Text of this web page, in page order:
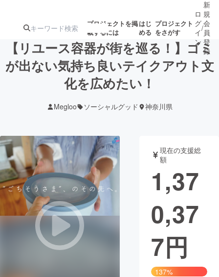
プロジェクトを掲
載するには
はじ
める
プロジェクト
をさがす
注目のリ 注目の新着プロ
ジェクト
募集終了が近いプ
テクノロジー・ガジェット
映像・映画 書籍・雑誌
ビジネス・起業 チャレンジ
まちづくり・地域活性化
CAMPFIRE Creation
ロ
グ
イ
ン
/
新
規
会
員
登
録
【リユース容器が街を巡る！】ゴミ
が出ない気持ち良いテイクアウト文
化を広めたい！
Megloo ソーシャルグッド 神奈川県
現在の支援総
額
1,37
0,37
7円
137%